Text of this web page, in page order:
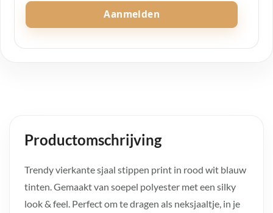
Aanmelden
Productomschrijving
Trendy vierkante sjaal stippen print in rood wit blauw
tinten. Gemaakt van soepel polyester met een silky
look & feel. Perfect om te dragen als neksjaaltje, in je